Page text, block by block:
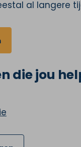
al langere
die jou